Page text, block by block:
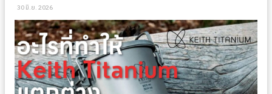
30 มิ.ย. 2026